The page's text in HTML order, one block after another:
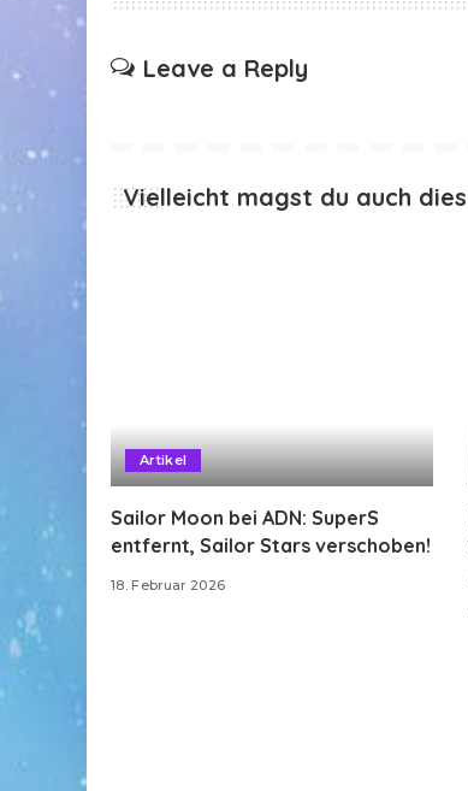
Leave a Reply
Vielleicht magst du auch dies
Artikel
Sailor Moon bei ADN: SuperS
entfernt, Sailor Stars verschoben!
18. Februar 2026